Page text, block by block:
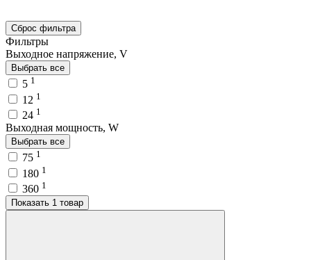
Сброс фильтра
Фильтры
Выходное напряжение, V
Выбрать все
5 1
12 1
24 1
Выходная мощность, W
Выбрать все
75 1
180 1
360 1
Показать 1 товар